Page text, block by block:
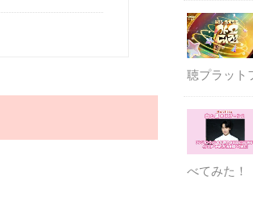
聴プラット
べてみた！